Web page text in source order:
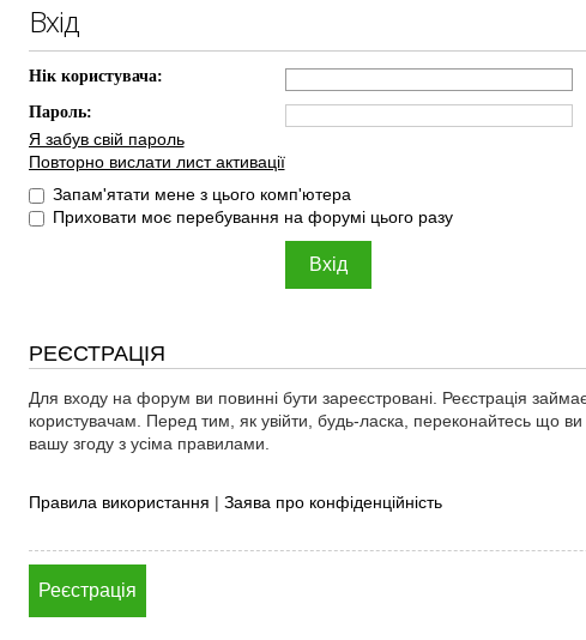
Вхід
Нік користувача:
Пароль:
Я забув свій пароль
Повторно вислати лист активації
Запам'ятати мене з цього комп'ютера
Приховати моє перебування на форумі цього разу
РЕЄСТРАЦІЯ
Для входу на форум ви повинні бути зареєстровані. Реєстрація
користувачам. Перед тим, як увійти, будь-ласка, переконайтесь що
вашу згоду з усіма правилами.
Правила використання | Заява про конфіденційність
Реєстрація